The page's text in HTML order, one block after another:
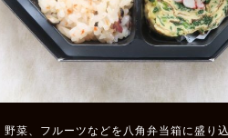
菜、フルーツなどを八角弁当箱に盛り込